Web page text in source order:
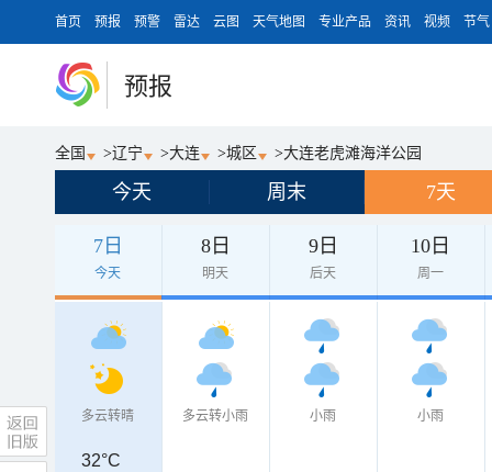
首页 预报 预警 雷达 云图 天气地图 专业产品 资讯 视频 节气
预报
全国 >辽宁 >大连 >城区 >大连老虎滩海洋公园
今天 周末 7天
7日
今天
8日
明天
9日
后天
10日
周一
多云转晴 多云转小雨 小雨 小雨
32°C